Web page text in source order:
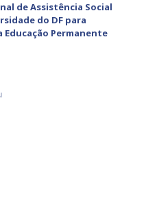
de Assistência Social
do DF para
Permanente